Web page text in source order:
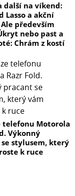
další na víkend:
Lasso a akční
Ale především
nebo past a
Chrám z kostí
telefonu Motorola
Výkonný
stylusem, který
k ruce